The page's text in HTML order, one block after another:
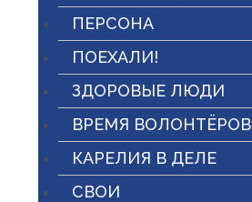
ПЕРСОНА
ПОЕХАЛИ!
ЗДОРОВЫЕ ЛЮДИ
ВРЕМЯ ВОЛОНТЁРОВ
КАРЕЛИЯ В ДЕЛЕ
СВОИ